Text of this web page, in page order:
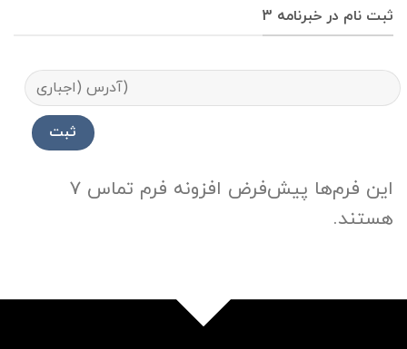
ثبت نام در خبرنامه 3
این فرم‌ها پیش‌فرض افزونه فرم تماس 7
هستند.